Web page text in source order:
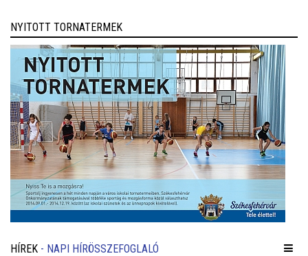
NYITOTT TORNATERMEK
HÍREK - NAPI HÍRÖSSZEFOGLALÓ